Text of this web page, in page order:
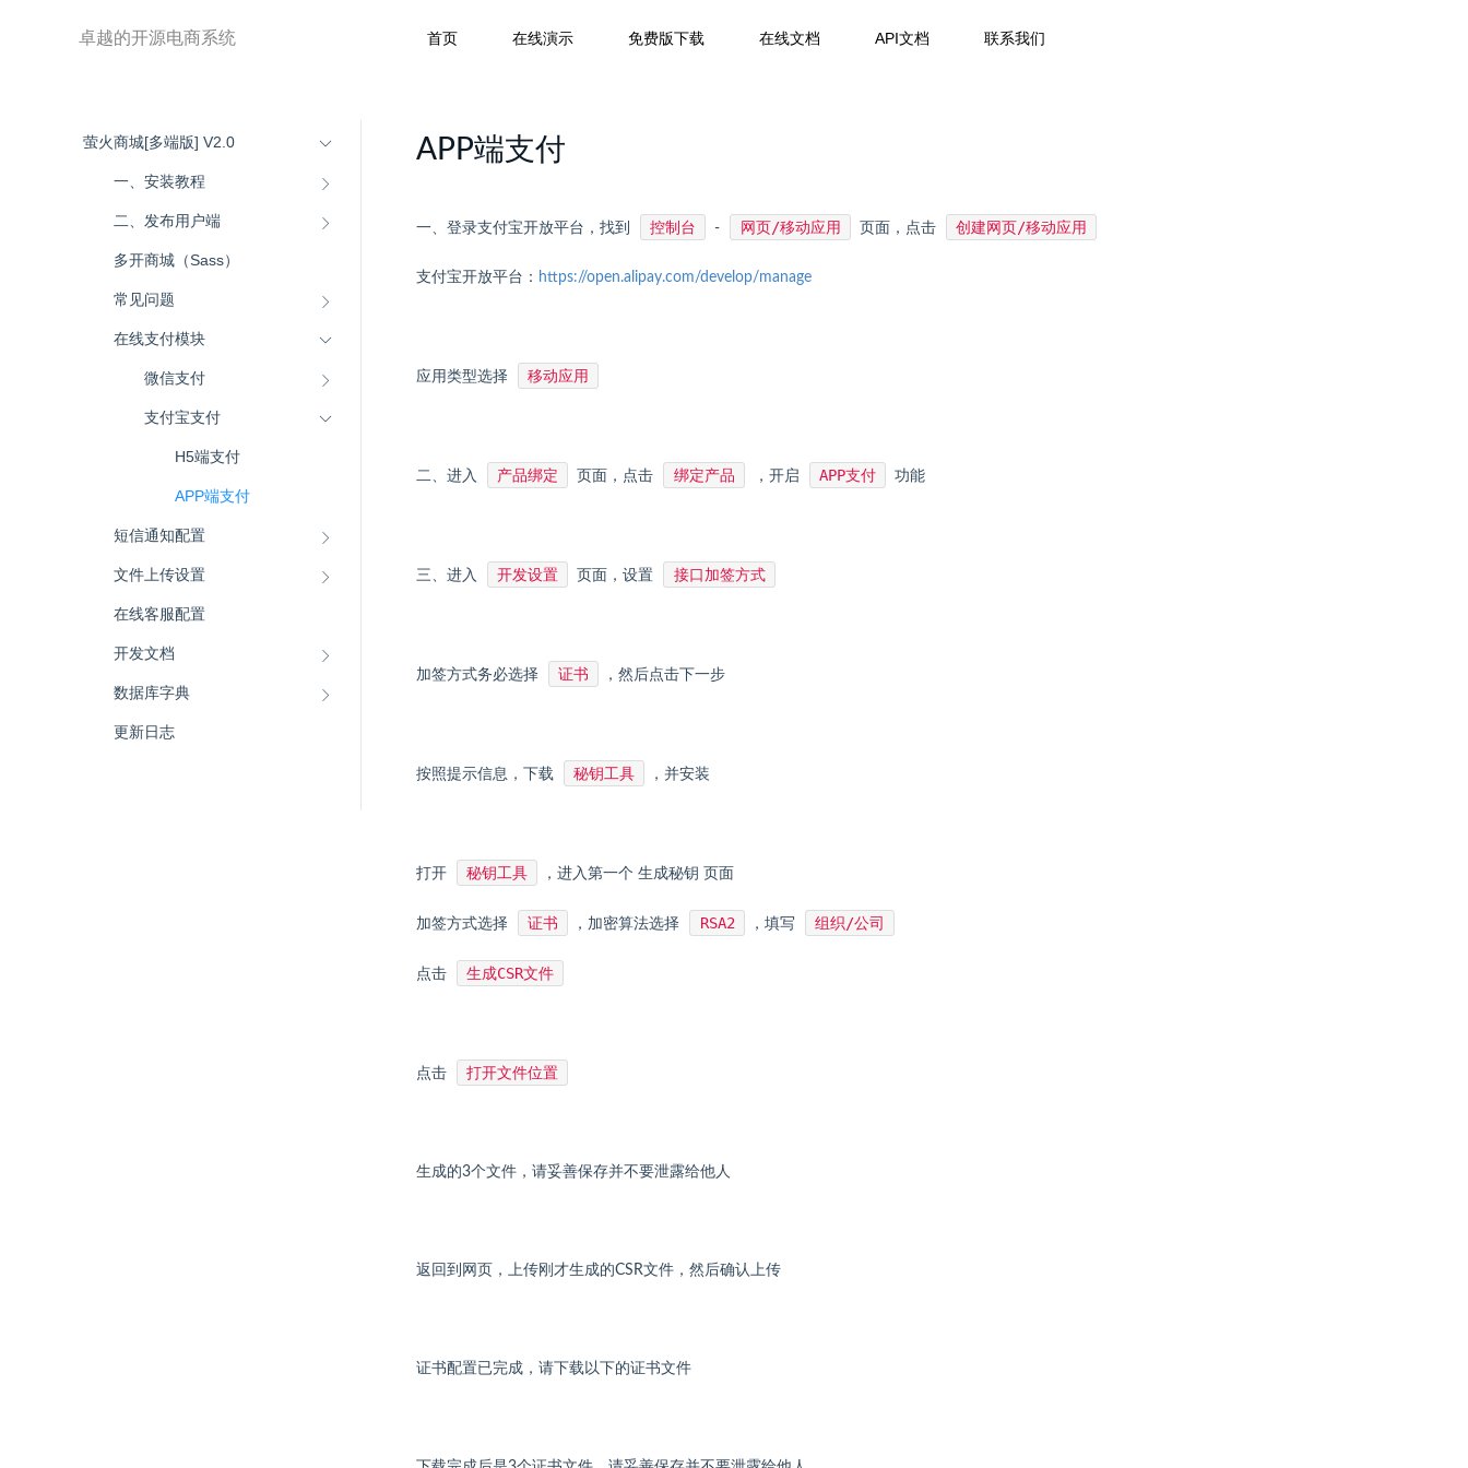
卓越的开源电商系统 首页 在线演示 免费版下载 在线文档 API文档 联系我们
萤火商城[多端版] V2.0
一、安装教程
二、发布用户端
多开商城（Sass）
常见问题
在线支付模块
微信支付
支付宝支付
H5端支付
APP端支付
短信通知配置
文件上传设置
在线客服配置
开发文档
数据库字典
更新日志
APP端支付
一、登录支付宝开放平台，找到 控制台 - 网页/移动应用 页面，点击 创建网页/移动应用
支付宝开放平台： https://open.alipay.com/develop/manage
应用类型选择 移动应用
二、进入 产品绑定 页面，点击 绑定产品 ，开启 APP支付 功能
三、进入 开发设置 页面，设置 接口加签方式
加签方式务必选择 证书 ，然后点击下一步
按照提示信息，下载 秘钥工具 ，并安装
打开 秘钥工具 ，进入第一个 生成秘钥 页面
加签方式选择 证书 ，加密算法选择 RSA2 ，填写 组织/公司
点击 生成CSR文件
点击 打开文件位置
生成的3个文件，请妥善保存并不要泄露给他人
返回到网页，上传刚才生成的CSR文件，然后确认上传
证书配置已完成，请下载以下的证书文件